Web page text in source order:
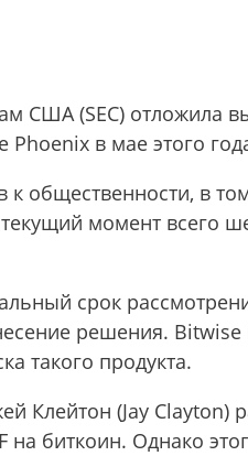
(SEC) отложила
в мае этого
к общественности, в
момент всего
срок
решения.
такого продукта.
Клейтон (Jay
на биткоин. Однако